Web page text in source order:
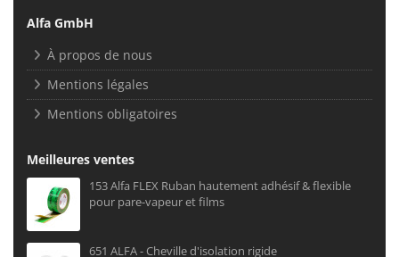
Alfa GmbH
À propos de nous
Mentions légales
Mentions obligatoires
Meilleures ventes
153 Alfa FLEX Ruban hautement adhésif & flexible
pour pare-vapeur et films
651 ALFA - Cheville d'isolation rigide